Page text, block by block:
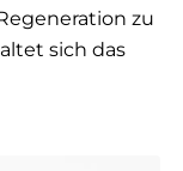
zu
sich das